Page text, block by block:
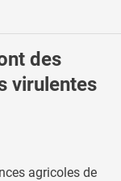
des
virulentes
agricoles de